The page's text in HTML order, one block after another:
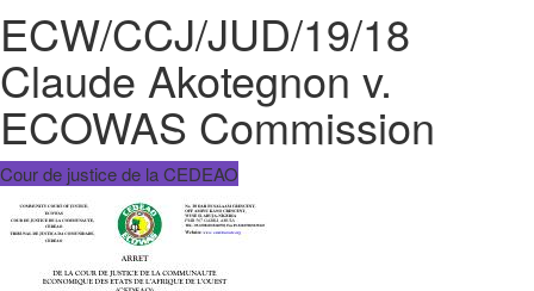
ECW/CCJ/JUD/19/18
Claude Akotegnon v.
ECOWAS Commission
Cour de justice de la CEDEAO